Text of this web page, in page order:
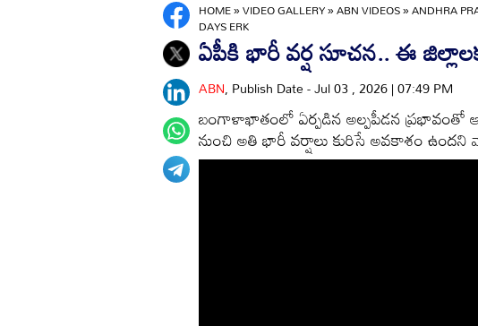
HOME»VIDEO GALLERY»ABN VIDEOS»ANDHRA
DAYS ERK
ఏపీకి భారీ వర్ష సూచన.. ఈ
ABN, Publish Date - Jul 03 , 2026 | 07:49 PM
బంగాళాఖాతంలో ఏర్పడిన అల్పపీడన ప్రభావంతో
నుంచి అతి భారీ వర్షాలు కురిసే అవకాశం